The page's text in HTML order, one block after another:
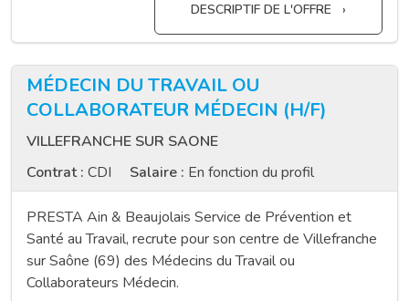
DESCRIPTIF DE L'OFFRE
MÉDECIN DU TRAVAIL OU
COLLABORATEUR MÉDECIN (H/F)
VILLEFRANCHE SUR SAONE
Contrat : CDI Salaire : En fonction du profil
PRESTA Ain & Beaujolais Service de Prévention et
Santé au Travail, recrute pour son centre de Villefranche
sur Saône (69) des Médecins du Travail ou
Collaborateurs Médecin.